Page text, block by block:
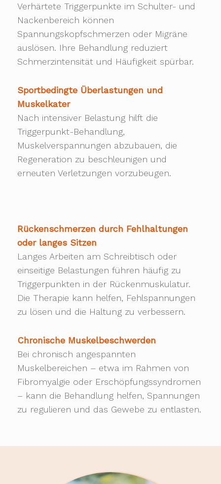
Verhärtete Triggerpunkte im Schulter- und
Nackenbereich können
Spannungskopfschmerzen oder Migräne
auslösen. Ihre Behandlung reduziert
Schmerzintensität und Häufigkeit spürbar.
Sportbedingte Überlastungen und
Muskelkater
Nach intensiver Belastung hilft die
Triggerpunkt-Behandlung,
Muskelverspannungen abzubauen, die
Regeneration zu beschleunigen und
erneuten Verletzungen vorzubeugen.
Rückenschmerzen durch Fehlhaltungen
oder langes Sitzen
Langes Arbeiten am Schreibtisch oder
einseitige Belastungen führen häufig zu
Triggerpunkten in der Rückenmuskulatur.
Die Therapie kann helfen, Fehlspannungen
zu lösen und die Haltung zu verbessern.
Chronische Muskelbeschwerden
Bei chronisch angespannten
Muskelbereichen – etwa im Rahmen von
Fibromyalgie oder Erschöpfungssyndromen
– kann die Behandlung helfen, Spannungen
zu regulieren und das Gewebe zu entlasten.